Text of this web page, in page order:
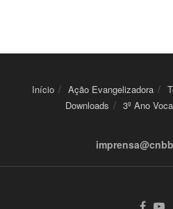
Início Ação Evangelizadora
Downloads
3º Ano